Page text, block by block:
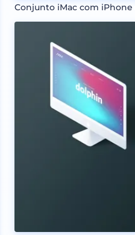
Conjunto iMac com